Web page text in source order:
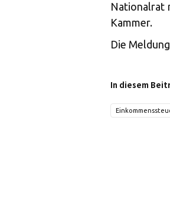
Nationalrat
Kammer.
Die
In diesem